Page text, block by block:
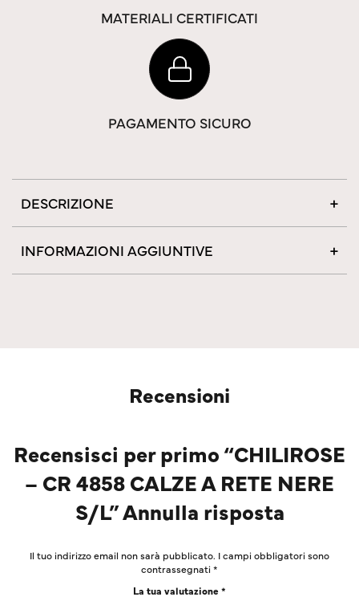
MATERIALI CERTIFICATI
PAGAMENTO SICURO
DESCRIZIONE
INFORMAZIONI AGGIUNTIVE
Recensioni
Recensisci per primo “CHILIROSE
– CR 4858 CALZE A RETE NERE
S/L” Annulla risposta
Il tuo indirizzo email non sarà pubblicato. I campi obbligatori sono
contrassegnati*
La tua valutazione*